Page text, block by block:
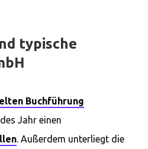
typische
Buchführung
Jahr einen
. Außerdem unterliegt die